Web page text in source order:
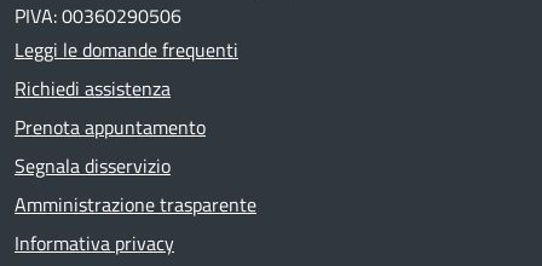
PIVA: 00360290506
Leggi le domande frequenti
Richiedi assistenza
Prenota appuntamento
Segnala disservizio
Amministrazione trasparente
Informativa privacy